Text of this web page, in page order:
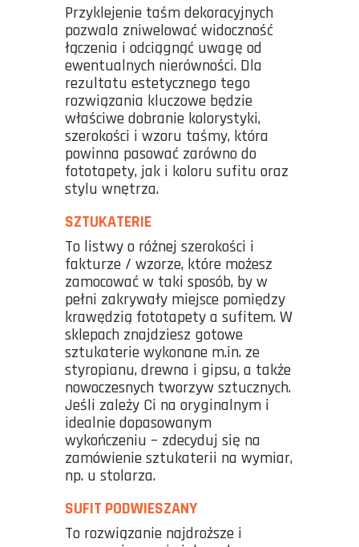
Przyklejenie taśm dekoracyjnych
pozwala zniwelować widoczność
łączenia i odciągnąć uwagę od
ewentualnych nierówności. Dla
rezultatu estetycznego tego
rozwiązania kluczowe będzie
właściwe dobranie kolorystyki,
szerokości i wzoru taśmy, która
powinna pasować zarówno do
fototapety, jak i koloru sufitu oraz
stylu wnętrza.
SZTUKATERIE
To listwy o różnej szerokości i
fakturze / wzorze, które możesz
zamocować w taki sposób, by w
pełni zakrywały miejsce pomiędzy
krawędzią fototapety a sufitem. W
sklepach znajdziesz gotowe
sztukaterie wykonane m.in. ze
styropianu, drewna i gipsu, a także
nowoczesnych tworzyw sztucznych.
Jeśli zależy Ci na oryginalnym i
idealnie dopasowanym
wykończeniu – zdecyduj się na
zamówienie sztukaterii na wymiar,
np. u stolarza.
SUFIT PODWIESZANY
To rozwiązanie najdroższe i